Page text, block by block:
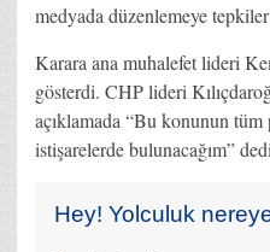
medyada düzenlemeye
Karara ana muhalefet lideri
gösterdi. CHP lideri
açıklamada “Bu konunun tüm
istişarelerde bulunacağım”
Hey! Yolculuk